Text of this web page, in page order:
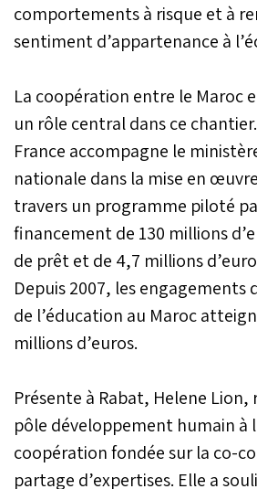
comportements à risque et à
sentiment d’appartenance à
La coopération entre le Maroc
un rôle central dans ce
France accompagne le
nationale dans la mise en
travers un programme piloté
financement de 130 millions
de prêt et de 4,7 millions
Depuis 2007, les engagements
de l’éducation au Maroc
millions d’euros.
Présente à Rabat, Helene Lion,
pôle développement humain à
coopération fondée sur la co-
partage d’expertises. Elle a